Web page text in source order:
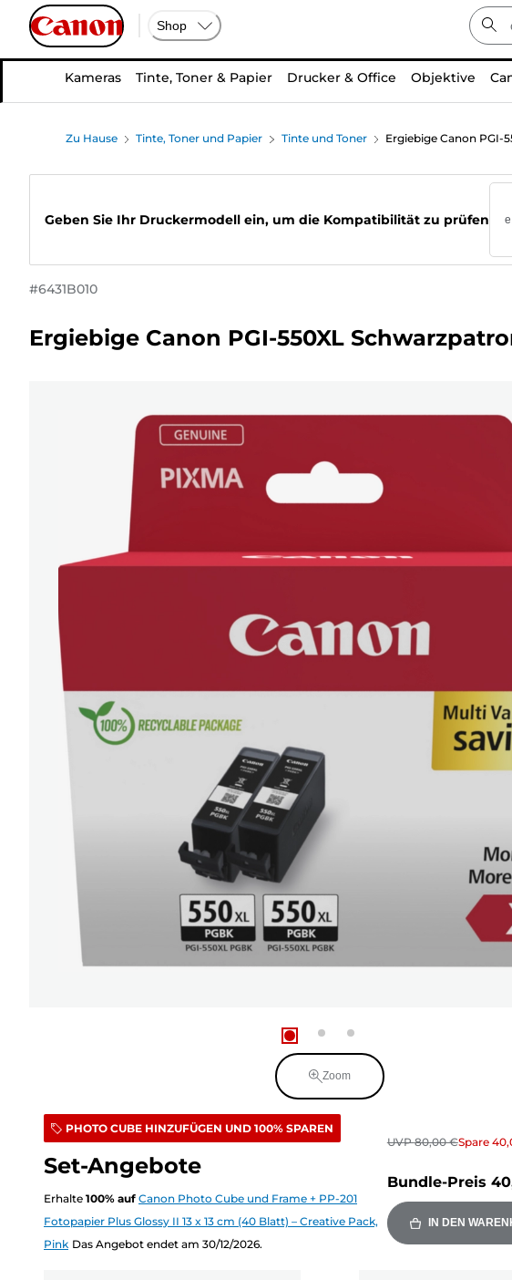
Shop
Kameras Tinte, Toner & Papier Drucker & Office Objektive
Zu Hause Tinte, Toner und Papier Tinte und Toner Ergiebige Canon PGI-
Geben Sie Ihr Druckermodell ein, um die Kompatibilität zu prüfen
#6431B010
Ergiebige Canon PGI-550XL
Zoom
PHOTO CUBE HINZUFÜGEN UND 100% SPAREN
Set-Angebote
Erhalte 100% auf Canon Photo Cube und Frame + PP-201
Fotopapier Plus Glossy II 13 x 13 cm (40 Blatt) – Creative Pack,
Pink Das Angebot endet am 30/12/2026.
UVP80,00 €Spare
Bundle-Preis
IN DEN